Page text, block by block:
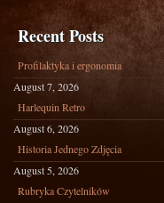
Recent Posts
Profilaktyka i ergonomia
August 7, 2026
Harlequin Retro
August 6, 2026
Historia Jednego Zdjęcia
August 5, 2026
Rubryka Czytelników